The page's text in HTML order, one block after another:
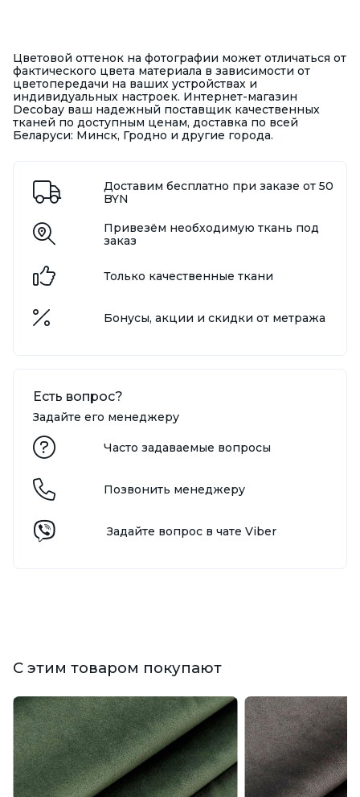
Цветовой оттенок на фотографии может отличаться от
фактического цвета материала в зависимости от
цветопередачи на ваших устройствах и
индивидуальных настроек. Интернет-магазин
Decobay ваш надежный поставщик качественных
тканей по доступным ценам, доставка по всей
Беларуси: Минск, Гродно и другие города.
Доставим бесплатно при заказе от 50
BYN
Привезём необходимую ткань под
заказ
Только качественные ткани
Бонусы, акции и скидки от метража
Есть вопрос?
Задайте его менеджеру
Часто задаваемые вопросы
Позвонить менеджеру
Задайте вопрос в чате Viber
С этим товаром покупают